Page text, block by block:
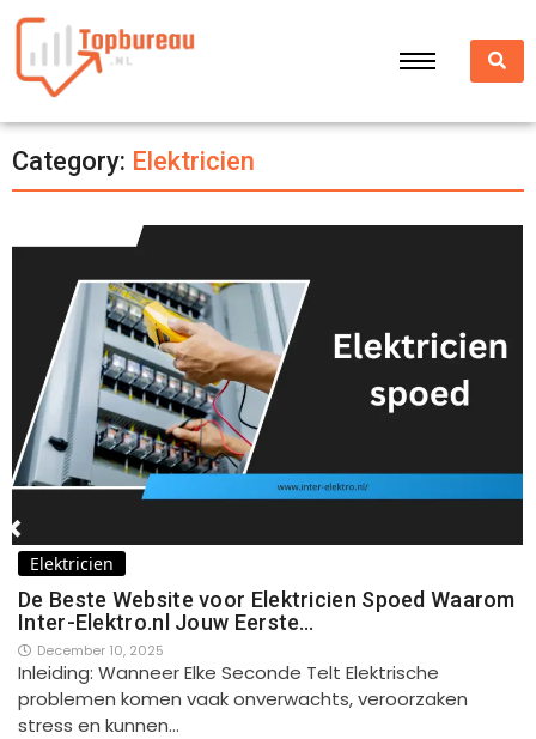
Category: Elektricien
Elektricien
De Beste Website voor Elektricien Spoed Waarom
Inter-Elektro.nl Jouw Eerste…
December 10, 2025
Inleiding: Wanneer Elke Seconde Telt Elektrische
problemen komen vaak onverwachts, veroorzaken
stress en kunnen…